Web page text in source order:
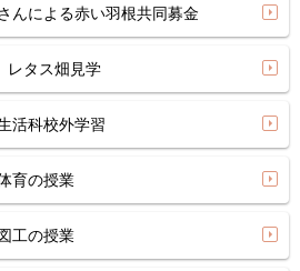
んによる赤い羽根共同募金
タス畑見学
科校外学習
育の授業
工の授業